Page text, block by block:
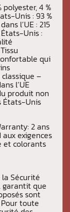
4 %
Unis : 93 %
l’UE : 215
Unis :
qui
–
l’UE
produit non
États-Unis
2 ans
exigences
et colorants
Sécurité
garantit que
sont
toute